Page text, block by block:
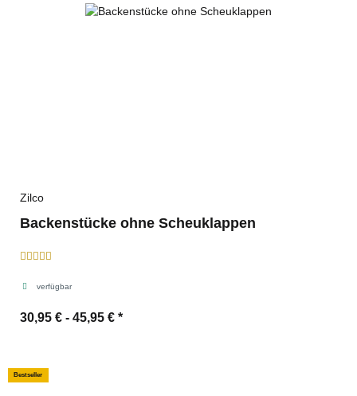
Zilco
Backenstücke ohne Scheuklappen
verfügbar
30,95 € - 45,95 € *
Bestseller